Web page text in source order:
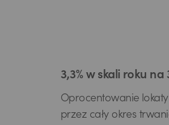
3,3% w skali roku na
Oprocentowanie lokaty
przez cały okres